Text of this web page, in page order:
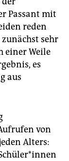
Passant mit
reden
sehr
einer Weile
es
aus
von
Alters: